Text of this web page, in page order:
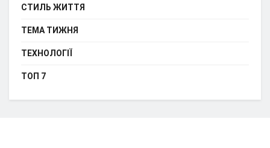
СТИЛЬ ЖИТТЯ
ТЕМА ТИЖНЯ
ТЕХНОЛОГІЇ
ТОП 7